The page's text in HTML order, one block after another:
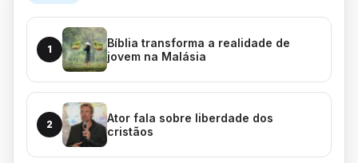
1
Bíblia transforma a realidade de
jovem na Malásia
2
Ator fala sobre liberdade dos
cristãos